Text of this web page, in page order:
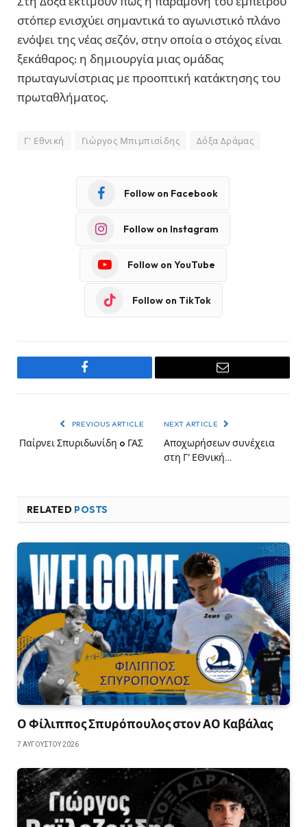
στόπερ ενισχύει σημαντικά το αγωνιστικό πλάνο
ενόψει της νέας σεζόν, στην οποία ο στόχος είναι
ξεκάθαρος: η δημιουργία μιας ομάδας
πρωταγωνίστριας με προοπτική κατάκτησης του
πρωταθλήματος.
Γ' Εθνική Γιώργος Μπιμπισίδης Δόξα Δράμας
Follow on Facebook
Follow on Instagram
Follow on YouTube
Follow on TikTok
Facebook Email
PREVIOUS ARTICLE
Παίρνει Σπυριδωνίδη o ΓΑΣ
NEXT ARTICLE
Αποχωρήσεων συνέχεια
στη Γ’ ΕΘνική…
RELATED POSTS
Ο Φίλιππος Σπυρόπουλος στον ΑΟ Καβάλας
7 ΑΥΓΟΎΣΤΟΥ 2026